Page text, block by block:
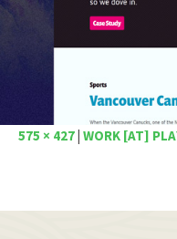
575 × 427| WORK [AT]